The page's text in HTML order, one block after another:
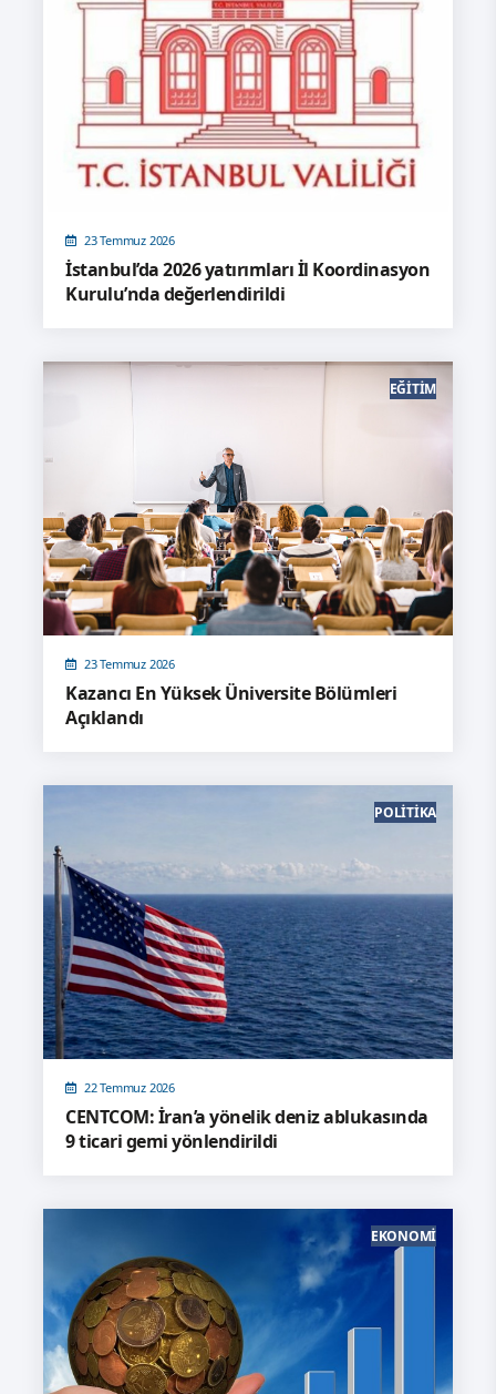
23 Temmuz 2026
İstanbul’da 2026 yatırımları İl Koordinasyon
Kurulu’nda değerlendirildi
23 Temmuz 2026
Kazancı En Yüksek Üniversite Bölümleri
Açıklandı
EĞITIM
22 Temmuz 2026
CENTCOM: İran’a yönelik deniz ablukasında
9 ticari gemi yönlendirildi
POLITIKA
EKONOMI